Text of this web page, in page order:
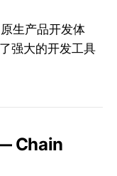
生产品开发体
强大的开发工具
Chain